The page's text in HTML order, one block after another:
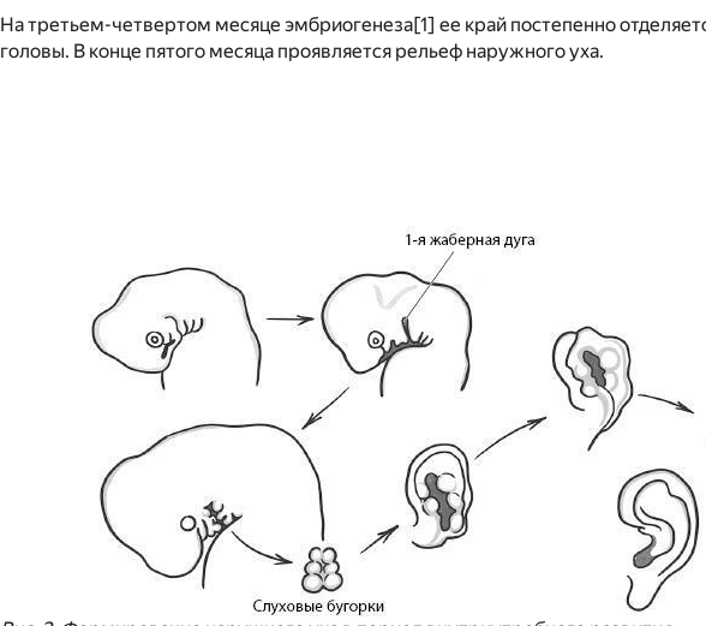
На третьем-четвертом месяце эмбриогенеза[1] ее край постепенно
головы. В конце пятого месяца проявляется рельеф наружного уха.